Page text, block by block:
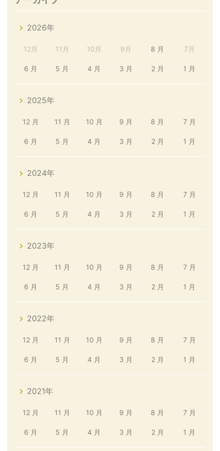
2026年
12月 11月 10月 9月 8 月 7月
6 月 5 月 4 月 3 月 2 月 1 月
2025年
12 月 11 月 10 月 9 月 8 月 7 月
6 月 5 月 4 月 3 月 2 月 1 月
2024年
12 月 11 月 10 月 9 月 8 月 7 月
6 月 5 月 4 月 3 月 2 月 1 月
2023年
12 月 11 月 10 月 9 月 8 月 7 月
6 月 5 月 4 月 3 月 2 月 1 月
2022年
12 月 11 月 10 月 9 月 8 月 7 月
6 月 5 月 4 月 3 月 2 月 1 月
2021年
12 月 11 月 10 月 9 月 8 月 7 月
6 月 5 月 4 月 3 月 2 月 1 月